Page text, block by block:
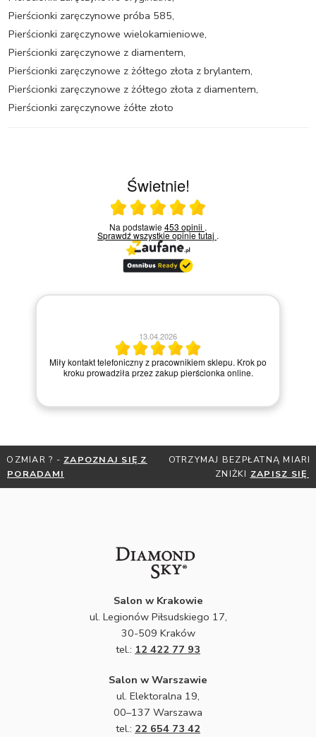
Pierścionki zaręczynowe próba 585,
Pierścionki zaręczynowe wielokamieniowe,
Pierścionki zaręczynowe z diamentem,
Pierścionki zaręczynowe z żółtego złota z brylantem,
Pierścionki zaręczynowe z żółtego złota z diamentem,
Pierścionki zaręczynowe żółte złoto
Świetnie!
Ocena średnia 5 na 5
Na podstawie453 opinii .
Sprawdź wszystkie opinietutaj .
13.04.2026
Miły kontakt telefoniczny z pracownikiem sklepu. Krok po
kroku prowadziła przez zakup pierścionka online.
OTRZYMAJ BEZPŁATNĄ MIARKĘ JUBILERSKĄ ORAZ DO 30%
ZNIŻKI
ZAPISZ SIĘ DO NEWSLETTERA
Salon w Krakowie
ul. Legionów Piłsudskiego 17,
30-509 Kraków
tel.: 12 422 77 93
Salon w Warszawie
ul. Elektoralna 19,
00–137 Warszawa
tel.: 22 654 73 42